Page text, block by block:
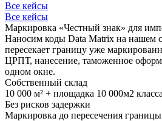
Все кейсы
Все кейсы
Маркировка «Честный знак» для
Наносим коды Data Matrix на нашем
пересекает границу уже
ЦРПТ, нанесение, таможенное
одном окне.
Собственный склад
10 000 м² + площадка 10 000м2
Без рисков задержки
Маркировка до пересечения